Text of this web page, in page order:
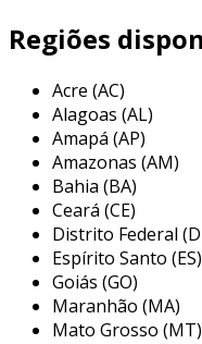
acoplamento é
acoplamentos de alta
acoplamentos
para atender a
garantindo o melhor
confiabilidade em
potência.
principais
acoplamento falk
Regiões
Acre (AC)
Alagoas (AL)
Amapá (AP)
Amazonas (AM)
Bahia (BA)
Ceará (CE)
Distrito Federal
Espírito Santo (ES)
Goiás (GO)
Maranhão (MA)
Mato Grosso (MT)